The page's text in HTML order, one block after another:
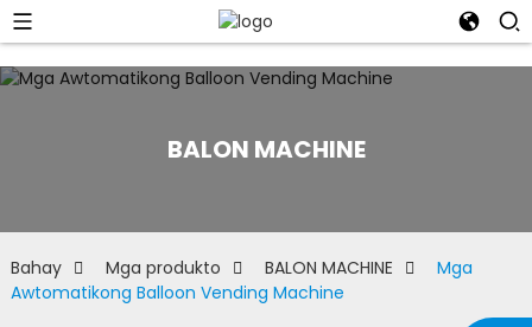
BALON MACHINE
Bahay Mga produkto BALON MACHINE
Mga
Awtomatikong Balloon Vending Machine